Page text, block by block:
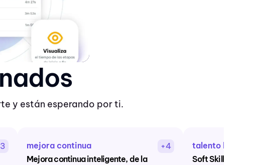
y están esperando por ti.
mejora continua
+4
Mejora continua inteligente, de la
talento humano
Soft Skills en la Era